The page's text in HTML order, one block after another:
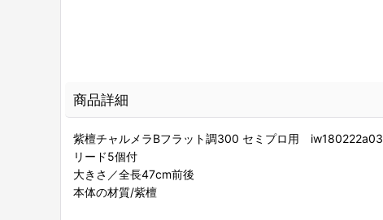
商品詳細
紫檀チャルメラBフラット調300 セミプロ用 iw180222a03
リード5個付
大きさ／全長47cm前後
本体の材質/紫檀